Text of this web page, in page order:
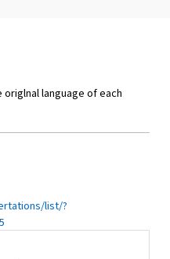
language of each
list/?